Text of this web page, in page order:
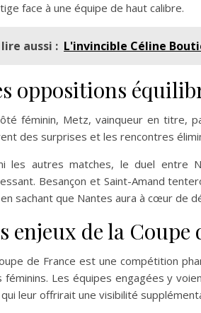
face à une équipe de haut calibre.
aussi : L'invincible Céline
oppositions
féminin, Metz, vainqueur en titre,
des surprises et les rencontres
les autres matches, le duel entre
Besançon et Saint-Amand
sachant que Nantes aura à cœur de
enjeux de la Coupe
de France est une compétition
féminins. Les équipes engagées y
leur offrirait une visibilité